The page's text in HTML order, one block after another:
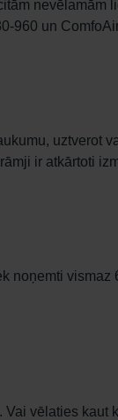
nevēlamām
960 un
uztverot
ir atkārtoti
noņemti vismaz
vēlaties kaut